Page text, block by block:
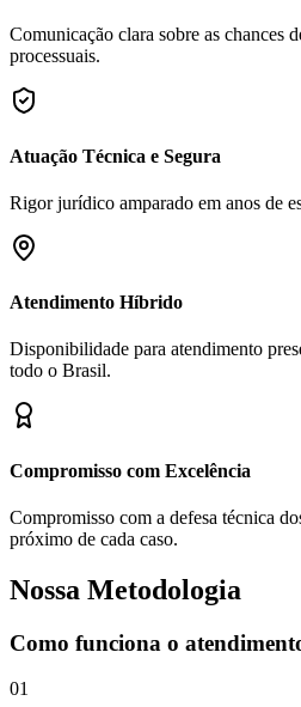
Comunicação clara sobre as chances
processuais.
Atuação Técnica e Segura
Rigor jurídico amparado em anos de
Atendimento Híbrido
Disponibilidade para atendimento
todo o Brasil.
Compromisso com Excelência
Compromisso com a defesa técnica
próximo de cada caso.
Nossa Metodologia
Como funciona o
01